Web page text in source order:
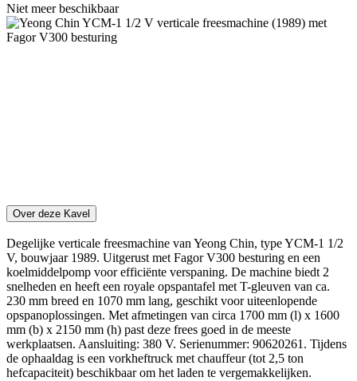
Niet meer beschikbaar
Over deze Kavel
Degelijke verticale freesmachine van Yeong Chin, type YCM-1 1/2
V, bouwjaar 1989. Uitgerust met Fagor V300 besturing en een
koelmiddelpomp voor efficiënte verspaning. De machine biedt 2
snelheden en heeft een royale opspantafel met T-gleuven van ca.
230 mm breed en 1070 mm lang, geschikt voor uiteenlopende
opspanoplossingen. Met afmetingen van circa 1700 mm (l) x 1600
mm (b) x 2150 mm (h) past deze frees goed in de meeste
werkplaatsen. Aansluiting: 380 V. Serienummer: 90620261. Tijdens
de ophaaldag is een vorkheftruck met chauffeur (tot 2,5 ton
hefcapaciteit) beschikbaar om het laden te vergemakkelijken.